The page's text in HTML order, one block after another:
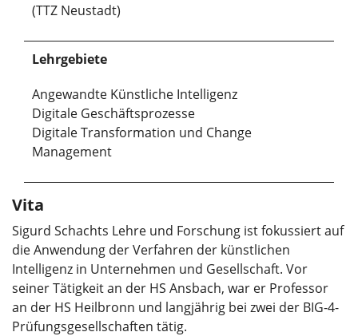
(TTZ Neustadt)
Lehrgebiete
Angewandte Künstliche Intelligenz
Digitale Geschäftsprozesse
Digitale Transformation und Change
Management
Vita
Sigurd Schachts Lehre und Forschung ist fokussiert auf
die Anwendung der Verfahren der künstlichen
Intelligenz in Unternehmen und Gesellschaft. Vor
seiner Tätigkeit an der HS Ansbach, war er Professor
an der HS Heilbronn und langjährig bei zwei der BIG-4-
Prüfungsgesellschaften tätig.